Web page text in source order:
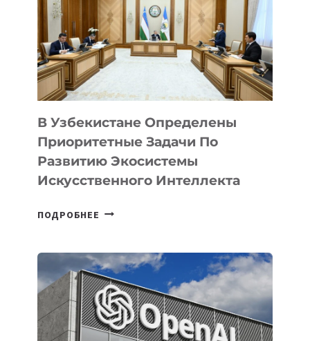
В Узбекистане Определены
Приоритетные Задачи По
Развитию Экосистемы
Искусственного Интеллекта
ПОДРОБНЕЕ
ПРИОРИТЕТНЫЕ
ЗАДАЧИ
ПО
РАЗВИТИЮ
ЭКОСИСТЕМЫ